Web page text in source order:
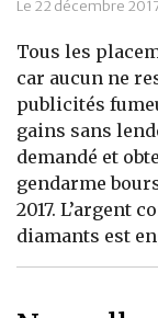
Le 22 décembre
Tous les
car aucun ne
publicités
gains sans
demandé et
gendarme
2017. L’argent
diamants est